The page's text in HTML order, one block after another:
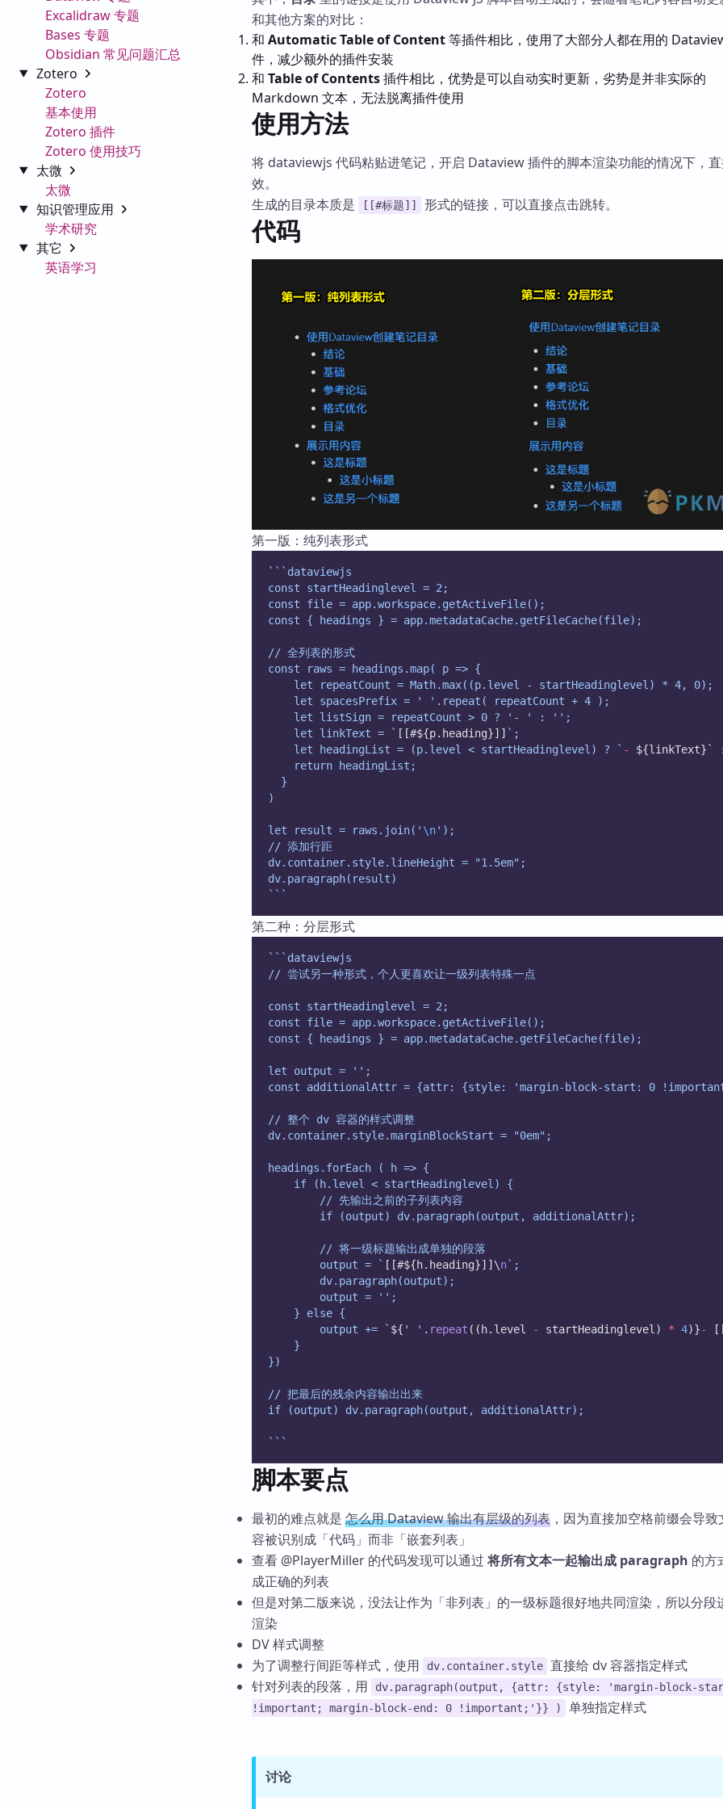
Excalidraw 专题
Bases 专题
Obsidian 常见问题汇总
Zotero
Zotero
基本使用
Zotero 插件
Zotero 使用技巧
太微
太微
知识管理应用
学术研究
其它
英语学习
和其他方案的对比：
和 Automatic Table of Content等插件相比，使用了大部分人都在用的
件，减少额外的插件安装
和 Table of Contents插件相比，优势是可以自动实时更新，劣势是并非实际的
Markdown 文本，无法脱离插件使用
使用方法
将 dataviewjs 代码粘贴进笔记，开启 Dataview 插件的脚本渲染功能的情况下，
效。
生成的目录本质是
[[#标题]] 形式的链接，可以直接点击跳转。
代码
第一版：纯列表形式
```dataviewjs
const startHeadinglevel = 2;
const file = app.workspace.getActiveFile();
const { headings } = app.metadataCache.getFileCache(file);
// 全列表的形式
const raws = headings.map( p => {
    let repeatCount = Math.max((p.level - startHeadinglevel) * 4, 0);
    let spacesPrefix = ' '.repeat( repeatCount + 4 );
    let listSign = repeatCount > 0 ? '- ' : '';
    let linkText = `
[[#${p.heading}]] `;
    let headingList = (p.level < startHeadinglevel) ? `
- ${linkText} `
    return headingList;
  }
)
let result = raws.join(' \n');
// 添加行距
dv.container.style.lineHeight = "1.5em";
dv.paragraph(result)
```
第二种：分层形式
```dataviewjs
// 尝试另一种形式，个人更喜欢让一级列表特殊一点
const startHeadinglevel = 2;
const file = app.workspace.getActiveFile();
const { headings } = app.metadataCache.getFileCache(file);
let output = '';
const additionalAttr = {attr: {style: 'margin-block-start: 0
// 整个 dv 容器的样式调整
dv.container.style.marginBlockStart = "0em";
headings.forEach ( h => {
    if (h.level < startHeadinglevel) {
        // 先输出之前的子列表内容
        if (output) dv.paragraph(output, additionalAttr);
        // 将一级标题输出成单独的段落
        output = `
[[#${h.heading}]]\n`;
        dv.paragraph(output);
        output = '';
    } else {
        output += `
${ ' ' . repeat ((h.level - startHeadinglevel) * 4)}-
    }
})
// 把最后的残余内容输出出来
if (output) dv.paragraph(output, additionalAttr);
```
脚本要点
最初的难点就是 怎么用 Dataview 输出有层级的列表 ，因为直接加空格前缀会导致
容被识别成「代码」而非「嵌套列表」
查看 @PlayerMiller 的代码发现可以通过将所有文本一起输出成 paragraph 的方
成正确的列表
但是对第二版来说，没法让作为「非列表」的一级标题很好地共同渲染，所以分段
渲染
DV 样式调整
为了调整行间距等样式，使用
dv.container.style
直接给 dv 容器指定样式
针对列表的段落，用
dv.paragraph(output, {attr: {style: 'margin-block-
!important; margin-block-end: 0 !important;'}} )
单独指定样式
讨论